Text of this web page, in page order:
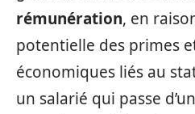
rémunération, en
potentielle des primes
économiques liés au
un salarié qui passe